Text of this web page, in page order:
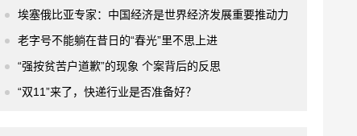
埃塞俄比亚专家：中国经济是世界经济发展重要推动力
老字号不能躺在昔日的“春光”里不思上进
“强按贫苦户道歉”的现象 个案背后的反思
“双11”来了，快递行业是否准备好？